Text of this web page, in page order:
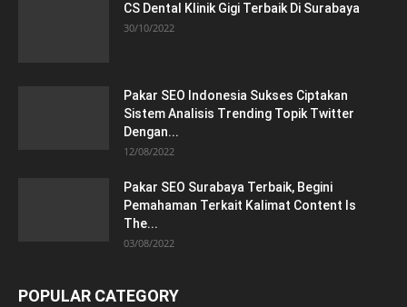
CS Dental Klinik Gigi Terbaik Di Surabaya
30/10/2022
Pakar SEO Indonesia Sukses Ciptakan
Sistem Analisis Trending Topik Twitter
Dengan...
12/08/2022
Pakar SEO Surabaya Terbaik, Begini
Pemahaman Terkait Kalimat Content Is
The...
03/08/2022
POPULAR CATEGORY